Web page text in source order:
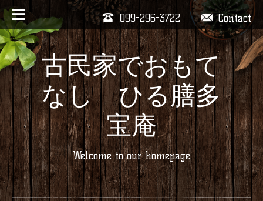
Contact
099-296-3722
古民家でおもて
なし ひる膳多
宝庵
Welcome to our homepage